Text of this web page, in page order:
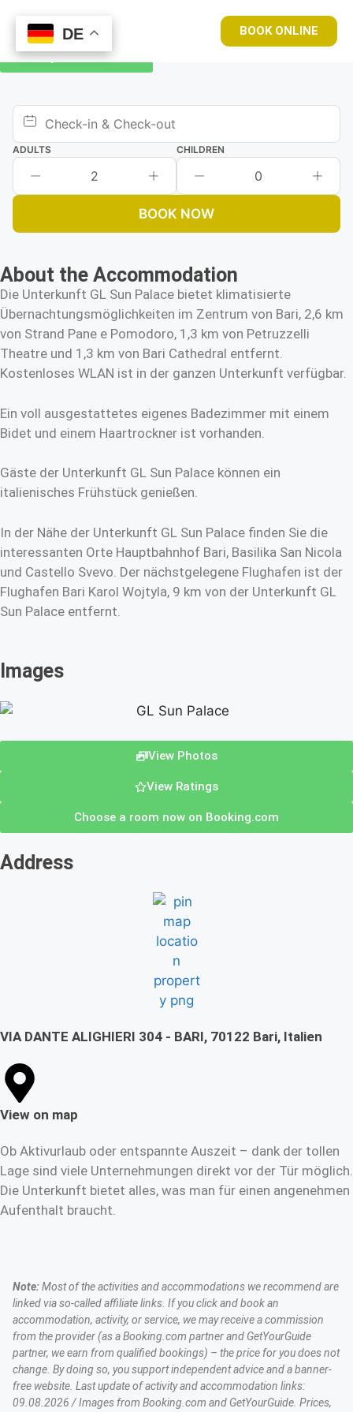
BOOK ONLINE
Book your room now
ADULTS
2
CHILDREN
0
BOOK NOW
About the Accommodation
Die Unterkunft GL Sun Palace bietet klimatisierte
Übernachtungsmöglichkeiten im Zentrum von Bari, 2,6 km
von Strand Pane e Pomodoro, 1,3 km von Petruzzelli
Theatre und 1,3 km von Bari Cathedral entfernt.
Kostenloses WLAN ist in der ganzen Unterkunft verfügbar.
Ein voll ausgestattetes eigenes Badezimmer mit einem
Bidet und einem Haartrockner ist vorhanden.
Gäste der Unterkunft GL Sun Palace können ein
italienisches Frühstück genießen.
In der Nähe der Unterkunft GL Sun Palace finden Sie die
interessanten Orte Hauptbahnhof Bari, Basilika San Nicola
und Castello Svevo. Der nächstgelegene Flughafen ist der
Flughafen Bari Karol Wojtyla, 9 km von der Unterkunft GL
Sun Palace entfernt.
Images
View Photos
View Ratings
Choose a room now on Booking.com
Address
VIA DANTE ALIGHIERI 304 - BARI, 70122 Bari, Italien
View on map
Ob Aktivurlaub oder entspannte Auszeit – dank der tollen
Lage sind viele Unternehmungen direkt vor der Tür möglich.
Die Unterkunft bietet alles, was man für einen angenehmen
Aufenthalt braucht.
Note:Most of the activities and accommodations we recommend are
linked via so-called affiliate links. If you click and book an
accommodation, activity, or service, we may receive a commission
from the provider (as a Booking.com partner and GetYourGuide
partner, we earn from qualified bookings) – the price for you does not
change. By doing so, you support independent advice and a banner-
free website. Last update of activity and accommodation links:
09.08.2026 / Images from Booking.com and GetYourGuide. Prices,
DE
DE